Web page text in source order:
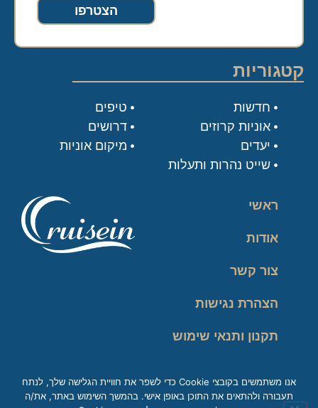
הצטרפו
ראשי
אודות
צור קשר
הצהרת נגישות
תקנון ותנאי שימוש
זכות עיון במידע
קטגוריות
טיפים
דרושים
מיקום אוניות
חדשות
אוניות קרוזים
יעדים
שייט נהרות ותעלות
אנו משתמשים בקובצי Cookie כדי לשפר את חוויית הגלישה שלך, לנתח
תעבורה ולהתאים את התוכן באופן אישי. בהמשך השימוש באתר, את/ה